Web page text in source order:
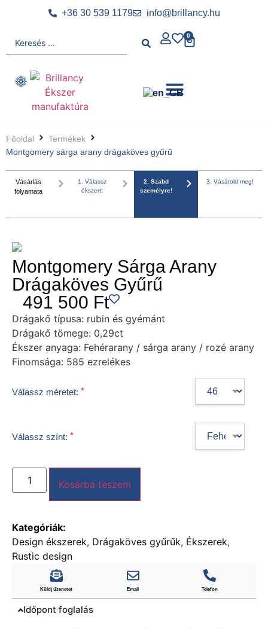
+36 30 539 1179 info@brillancy.hu
0
Főoldal
Termékek
Montgomery sárga arany drágaköves gyűrű
Vásárlás
folyamata
1. Válassz
ékszert!
2. Szabd
személyre!
3. Vásárold meg!
Montgomery Sárga Arany
Drágaköves Gyűrű
491 500 Ft
Drágakő típusa: rubin és gyémánt
Drágakő tömege: 0,29ct
Ékszer anyaga: Fehérarany / sárga arany / rozé arany
Finomsága: 585 ezrelékes
Válassz méretet: *
Válassz színt: *
Kosárba teszem
Kategóriák:
Design ékszerek, Drágaköves gyűrűk, Ékszerek,
Rustic design
Küldj üzenetet Email Telefon
Időpont foglalás